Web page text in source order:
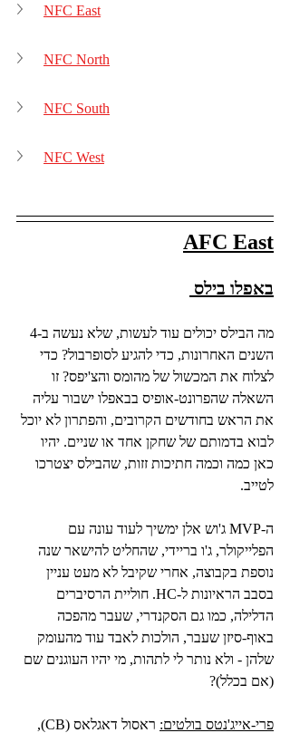
NFC East
NFC North
NFC South
NFC West
AFC East
באפלו בילס
השנים האחרונות, כדי להגיע לסופרבול? כדי
לצלוח את המכשול של מהומס והצ'יפס? זו
השאלה שהפרונט-אופיס בבאפלו ישבור עליה
את הראש בחודשים הקרובים, והפתרון לא יוכל
לבוא בדמותם של שחקן אחד או שניים. יהיו
כאן כמה וכמה חתיכות זזות, שהבילס יצטרכו
לטייב.
ה-MVP ג'וש אלן ימשיך לעוד עונה עם
הפלייקולר, ג'ו בריידי, שהחליט להישאר שנה
נוספת בקבוצה, אחרי שקיבל לא מעט עניין
בסבב הראיונות ל-HC. חוליית הרסיברים
הדלילה, כמו גם הסקנדרי, שעבר מהפכה
באוף-סיזן שעבר, הולכות לאבד עוד מהעומק
שלהן - ולא נותר לי לתהות, מי יהיו העוגנים שם
(אם בכלל)?
פרי-אייג'נטס בולטים:
ראסול דאגלאס (CB),